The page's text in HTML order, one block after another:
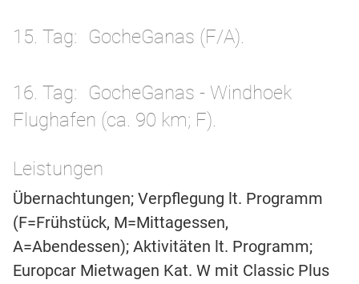
15. Tag GocheGanas (F/A).
16. Tag
GocheGanas - Windhoek
Flughafen (ca. 90 km; F).
Leistungen
Übernachtungen; Verpflegung lt. Programm
(F=Frühstück, M=Mittagessen,
A=Abendessen); Aktivitäten lt. Programm;
Europcar Mietwagen Kat. W mit Classic Plus